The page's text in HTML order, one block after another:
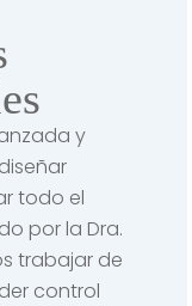
y
todo el
por la Dra.
trabajar de
control